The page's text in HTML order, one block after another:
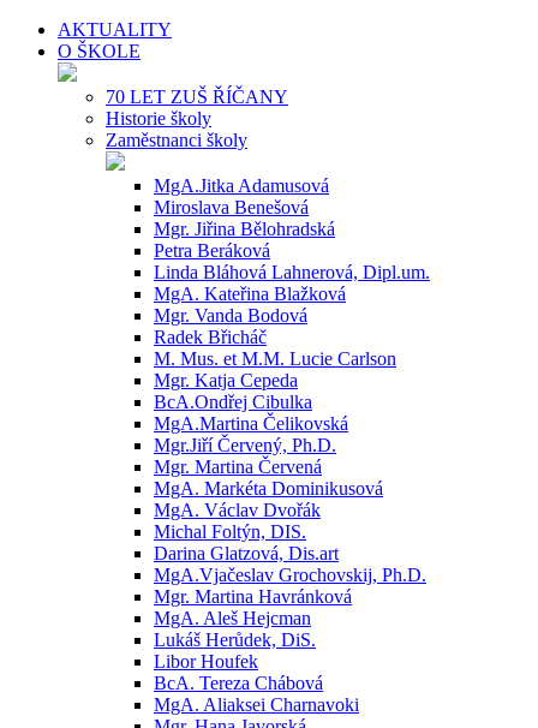
AKTUALITY
O ŠKOLE
70 LET ZUŠ ŘÍČANY
Historie školy
Zaměstnanci školy
MgA.Jitka Adamusová
Miroslava Benešová
Mgr. Jiřina Bělohradská
Petra Beráková
Linda Bláhová Lahnerová, Dipl.um.
MgA. Kateřina Blažková
Mgr. Vanda Bodová
Radek Břicháč
M. Mus. et M.M. Lucie Carlson
Mgr. Katja Cepeda
BcA.Ondřej Cibulka
MgA.Martina Čelikovská
Mgr.Jiří Červený, Ph.D.
Mgr. Martina Červená
MgA. Markéta Dominikusová
MgA. Václav Dvořák
Michal Foltýn, DIS.
Darina Glatzová, Dis.art
MgA.Vjačeslav Grochovskij, Ph.D.
Mgr. Martina Havránková
MgA. Aleš Hejcman
Lukáš Herůdek, DiS.
Libor Houfek
BcA. Tereza Chábová
MgA. Aliaksei Charnavoki